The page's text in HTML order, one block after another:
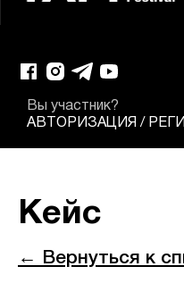
Вы участник?
АВТОРИЗАЦИЯ /
Кейс
← Вернуться к